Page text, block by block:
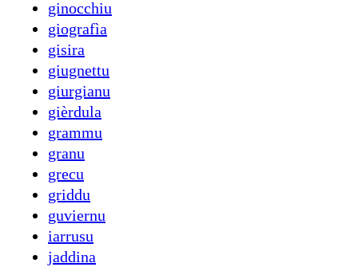
ginocchiu
giografìa
gisira
giugnettu
giurgianu
gièrdula
grammu
granu
grecu
griddu
guviernu
iarrusu
jaddina